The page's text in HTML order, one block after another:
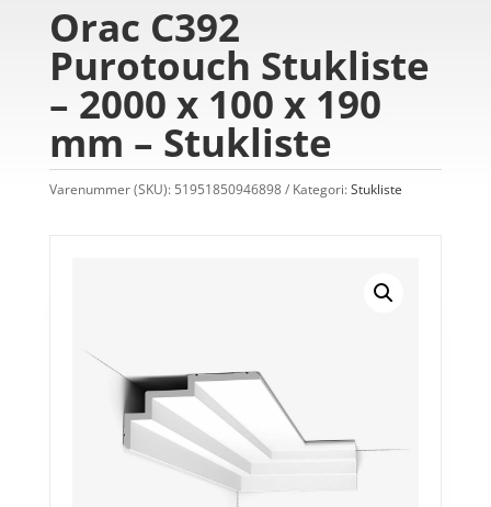
Orac C392
Purotouch Stukliste
– 2000 x 100 x 190
mm – Stukliste
Varenummer (SKU): 51951850946898 Kategori:Stukliste